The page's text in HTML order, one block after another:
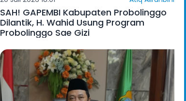
Atiq Alirahbini
SAH! GAPEMBI Kabupaten Probolinggo
Dilantik, H. Wahid Usung Program
Probolinggo Sae Gizi